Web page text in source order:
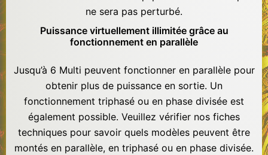
ne sera pas perturbé.
Puissance virtuellement illimitée grâce au
fonctionnement en parallèle
Jusqu’à 6 Multi peuvent fonctionner en parallèle pour
obtenir plus de puissance en sortie. Un
fonctionnement triphasé ou en phase divisée est
également possible. Veuillez vérifier nos fiches
techniques pour savoir quels modèles peuvent être
montés en parallèle, en triphasé ou en phase divisée.